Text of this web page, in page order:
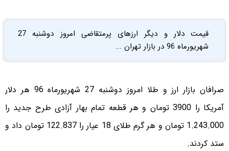
قیمت دلار و دیگر ارزهای پرمتقاضی امروز دوشنبه 27
شهریورماه 96 در بازار تهران ...
صرافان بازار ارز و طلا امروز دوشنبه 27 شهریورماه 96 هر دلار
آمریکا را 3900 تومان و هر قطعه تمام بهار آزادی طرح جدید را
1.243.000 تومان و هر گرم طلای 18 عیار را 122.837 تومان داد و
ستد کردند.